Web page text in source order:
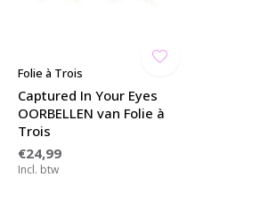
Folie à Trois
Captured In Your Eyes
OORBELLEN van Folie à
Trois
€24,99
Incl. btw